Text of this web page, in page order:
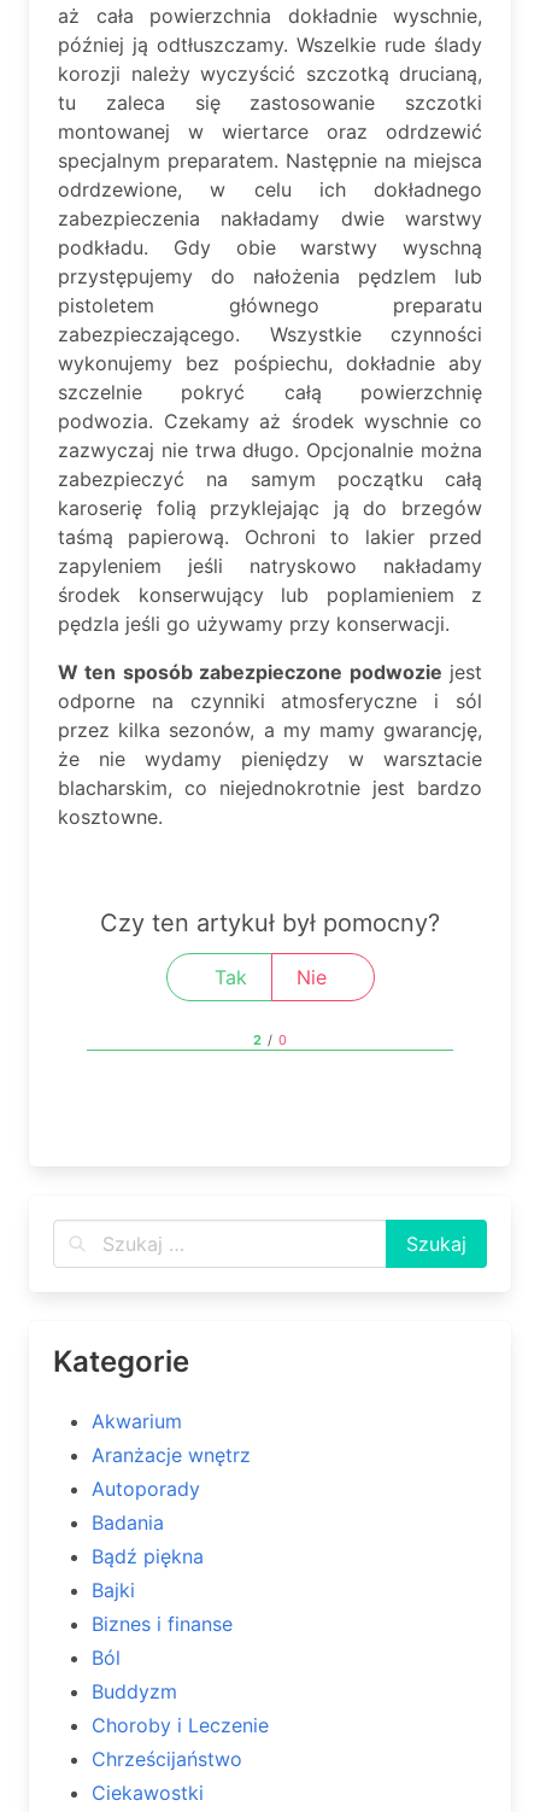
aż cała powierzchnia dokładnie wyschnie,
później ją odtłuszczamy. Wszelkie rude ślady
korozji należy wyczyścić szczotką drucianą,
tu zaleca się zastosowanie szczotki
montowanej w wiertarce oraz odrdzewić
specjalnym preparatem. Następnie na miejsca
odrdzewione, w celu ich dokładnego
zabezpieczenia nakładamy dwie warstwy
podkładu. Gdy obie warstwy wyschną
przystępujemy do nałożenia pędzlem lub
pistoletem głównego preparatu
zabezpieczającego. Wszystkie czynności
wykonujemy bez pośpiechu, dokładnie aby
szczelnie pokryć całą powierzchnię
podwozia. Czekamy aż środek wyschnie co
zazwyczaj nie trwa długo. Opcjonalnie można
zabezpieczyć na samym początku całą
karoserię folią przyklejając ją do brzegów
taśmą papierową. Ochroni to lakier przed
zapyleniem jeśli natryskowo nakładamy
środek konserwujący lub poplamieniem z
pędzla jeśli go używamy przy konserwacji.
W ten sposób zabezpieczone podwozie jest
odporne na czynniki atmosferyczne i sól
przez kilka sezonów, a my mamy gwarancję,
że nie wydamy pieniędzy w warsztacie
blacharskim, co niejednokrotnie jest bardzo
kosztowne.
Czy ten artykuł był pomocny?
Tak Nie
2 / 0
Kategorie
Akwarium
Aranżacje wnętrz
Autoporady
Badania
Bądź piękna
Bajki
Biznes i finanse
Ból
Buddyzm
Choroby i Leczenie
Chrześcijaństwo
Ciekawostki